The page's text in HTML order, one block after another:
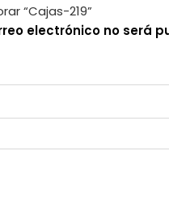
“Cajas-219”
electrónico no será